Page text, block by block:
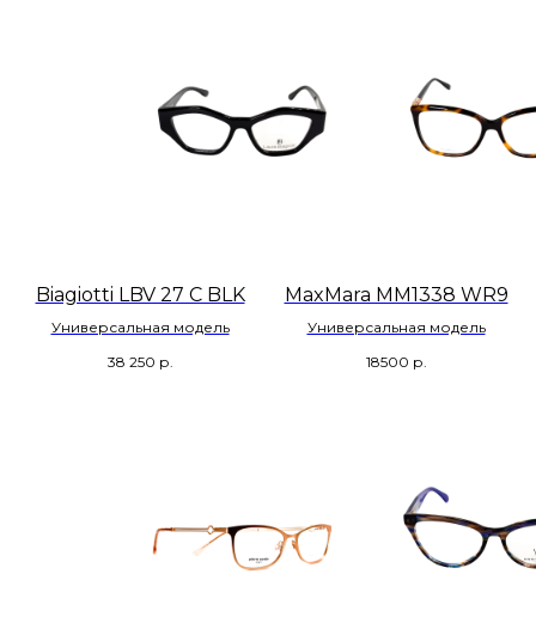
Biagiotti LBV 27 C BLK
Универсальная модель
38 250 р.
MaxMara MM1338 WR9
Универсальная модель
18500 р.